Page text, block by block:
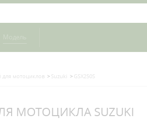
для мотоциклов Suzuki GSX250S
МОТОЦИКЛА SUZUKI